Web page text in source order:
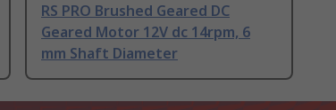
RS PRO Brushed Geared DC
Geared Motor 12V dc 14rpm, 6
mm Shaft Diameter